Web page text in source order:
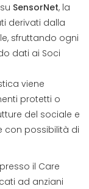
SensorNet, la
derivati dalla
sfruttando ogni
dati ai Soci
viene
protetti o
del sociale e
con possibilità di
il Care
ad anziani